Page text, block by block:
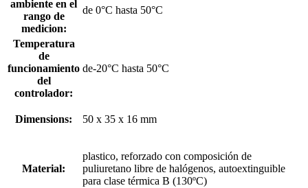
ambiente en el
rango de
medicion:
de 0°C hasta 50°C
Temperatura
de
funcionamiento
del
controlador:
de-20°C hasta 50°C
Dimensions: 50 x 35 x 16 mm
Material:
plastico, reforzado con composición de
puliuretano libre de halógenos, autoextinguible
para clase térmica B (130ºC)